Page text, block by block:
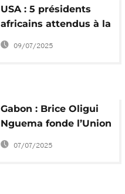
USA : 5 présidents
africains attendus à la
Maison Blanche
09/07/2025
Gabon : Brice Oligui
Nguema fonde l’Union
Démocratique des
07/07/2025